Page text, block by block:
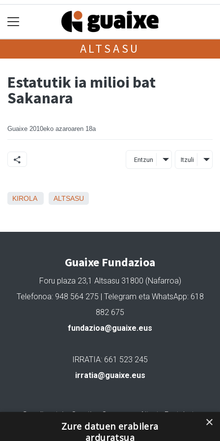
ALTSASU
Estatutik ia milioi bat
Sakanara
Guaixe 2010eko azaroaren 18a
Entzun Itzuli
KIROLA ALTSASU
Guaixe Fundazioa
Foru plaza 23,1 Altsasu 31800 (Nafarroa)
Telefonoa: 948 564 275 | Telegram eta WhatsApp: 618
882 675
fundazioa@guaixe.eus
IRRATIA: 661 523 245
irratia@guaixe.eus
Gure lizentzia: Creative Commons Aitortu Partekatu
Codesyntaxek garatua
×
Zure datuen erabilera
arduratsua